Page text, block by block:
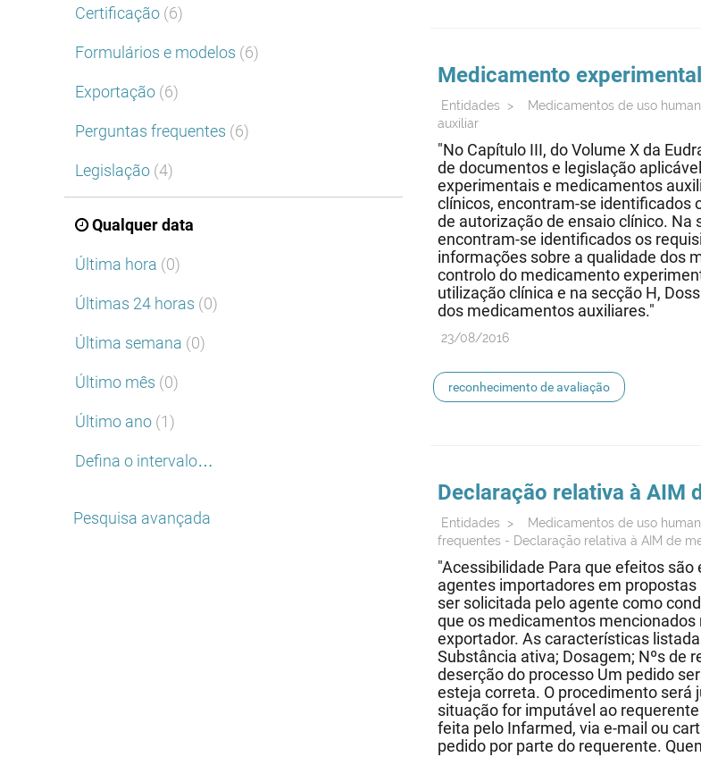
Certificação (6)
Formulários e modelos (6)
Exportação (6)
Perguntas frequentes (6)
Legislação (4)
Qualquer data
Última hora (0)
Últimas 24 horas (0)
Última semana (0)
Último mês (0)
Último ano (1)
Defina o intervalo…
Pesquisa avançada
Medicamento
Entidades > Medicamentos de uso
auxiliar
"No Capítulo III, do Volume X da
de documentos e legislação
experimentais e medicamentos
clínicos, encontram-se identificados
de autorização de ensaio clínico. Na
encontram-se identificados os
informações sobre a qualidade dos
controlo do medicamento
utilização clínica e na secção H,
dos medicamentos auxiliares."
23/08/2016
reconhecimento de avaliação
Declaração relativa à AIM
Entidades > Medicamentos de uso
frequentes - Declaração relativa à AIM de
"Acessibilidade Para que efeitos
agentes importadores em
ser solicitada pelo agente como
que os medicamentos
exportador. As características
Substância ativa; Dosagem; Nºs de
deserção do processo Um pedido
esteja correta. O procedimento será
situação for imputável ao
feita pelo Infarmed, via e-mail ou
pedido por parte do requerente.